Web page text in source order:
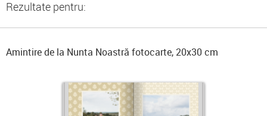
Rezultate pentru:
Amintire de la Nunta Noastră fotocarte, 20x30 cm